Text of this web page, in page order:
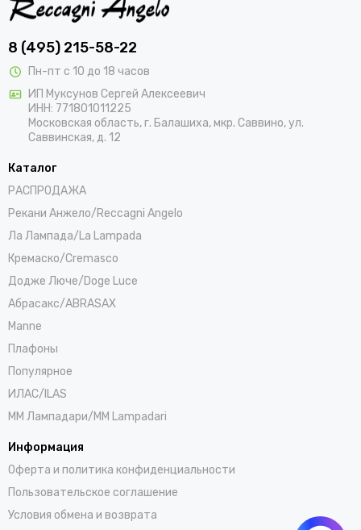
8 (495) 215-58-22
Пн-пт с 10 до 18 часов
ИП Муксунов Сергей Алексеевич
ИНН: 771801011225
Московская область, г. Балашиха, мкр. Саввино, ул.
Саввинская, д. 12
Каталог
РАСПРОДАЖА
Рекани Анжело/Reccagni Angelo
Ла Лампада/La Lampada
Кремаско/Cremasco
Додже Люче/Doge Luce
Абрасакс/ABRASAX
Manne
Плафоны
Популярное
ИЛАС/ILAS
ММ Лампадари/MM Lampadari
Информация
Оферта и политика конфиденциальности
Пользовательское соглашение
Условия обмена и возврата